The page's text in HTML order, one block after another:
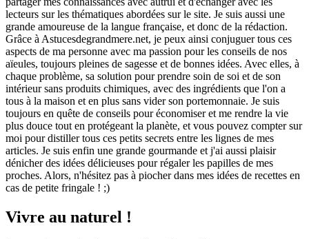
lecteurs sur les thématiques abordées sur le site. Je suis aussi une
grande amoureuse de la langue française, et donc de la rédaction.
Grâce à Astucesdegrandmere.net, je peux ainsi conjuguer tous ces
aspects de ma personne avec ma passion pour les conseils de nos
aïeules, toujours pleines de sagesse et de bonnes idées. Avec elles, à
chaque problème, sa solution pour prendre soin de soi et de son
intérieur sans produits chimiques, avec des ingrédients que l'on a
tous à la maison et en plus sans vider son portemonnaie. Je suis
toujours en quête de conseils pour économiser et me rendre la vie
plus douce tout en protégeant la planète, et vous pouvez compter sur
moi pour distiller tous ces petits secrets entre les lignes de mes
articles. Je suis enfin une grande gourmande et j'ai aussi plaisir
dénicher des idées délicieuses pour régaler les papilles de mes
proches. Alors, n'hésitez pas à piocher dans mes idées de recettes en
cas de petite fringale ! ;)
Vivre au naturel !